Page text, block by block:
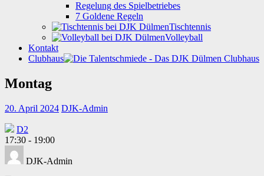
Regelung des Spielbetriebes
7 Goldene Regeln
Tischtennis
Volleyball
Kontakt
Clubhaus
Montag
20. April 2024 DJK-Admin
D2
17:30 - 19:00
DJK-Admin